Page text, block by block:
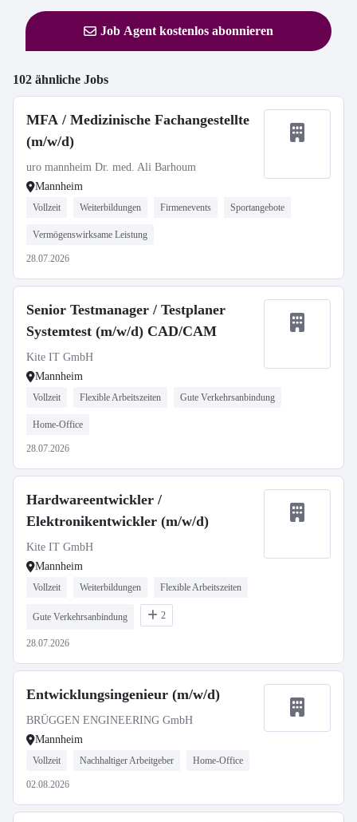
Job Agent kostenlos abonnieren
102 ähnliche Jobs
MFA / Medizinische Fachangestellte
(m/w/d)
uro mannheim Dr. med. Ali Barhoum
Mannheim
Vollzeit Weiterbildungen Firmenevents Sportangebote
Vermögenswirksame Leistung
28.07.2026
Senior Testmanager / Testplaner
Systemtest (m/w/d) CAD/CAM
Kite IT GmbH
Mannheim
Vollzeit Flexible Arbeitszeiten Gute Verkehrsanbindung
Home-Office
28.07.2026
Hardwareentwickler /
Elektronikentwickler (m/w/d)
Kite IT GmbH
Mannheim
Vollzeit Weiterbildungen Flexible Arbeitszeiten
Gute Verkehrsanbindung 2
28.07.2026
Entwicklungsingenieur (m/w/d)
BRÜGGEN ENGINEERING GmbH
Mannheim
Vollzeit Nachhaltiger Arbeitgeber Home-Office
02.08.2026